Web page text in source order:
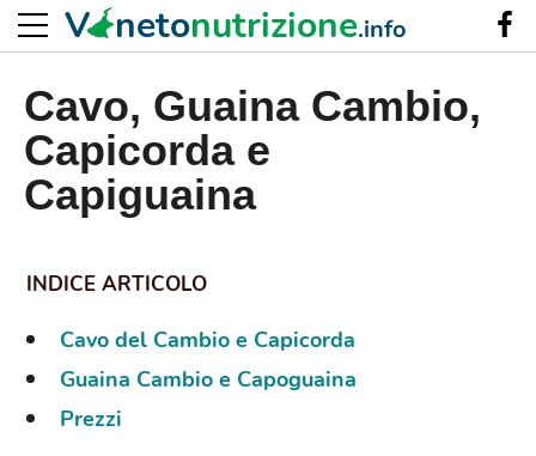
Cavo, Guaina Cambio,
Capicorda e
Capiguaina
Cavo del Cambio e Capicorda
Guaina Cambio e Capoguaina
Prezzi
V netonutrizione.info